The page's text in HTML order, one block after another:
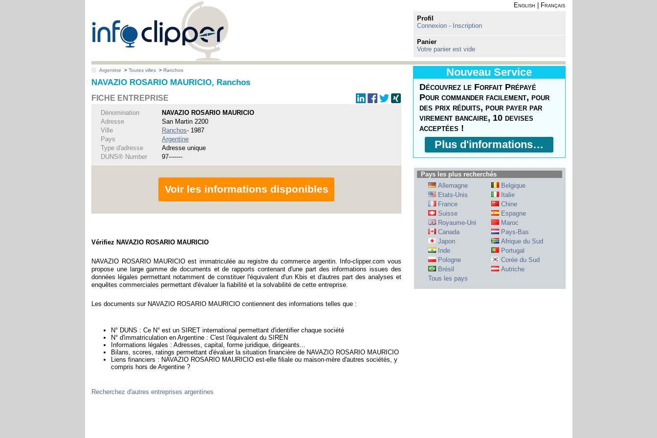
English
Français
Profil
Connexion - Inscription
Panier
Votre panier est vide
Argentine >Toutes villes >Ranchos
NAVAZIO ROSARIO MAURICIO, Ranchos
FICHE ENTREPRISE
Dénomination
NAVAZIO ROSARIO MAURICIO
Adresse
San Martin 2200
Ville
Ranchos- 1987
Pays
Argentine
Type d'adresse
Adresse unique
DUNS® Number
97-------
Voir les informations disponibles
Vérifiez NAVAZIO ROSARIO MAURICIO
NAVAZIO ROSARIO MAURICIO est immatriculée au registre du commerce argentin. Info-clipper.com vous
propose une large gamme de documents et de rapports contenant d'une part des informations issues des
données légales permettant notamment de constituer l'équivalent d'un Kbis et d'autres part des analyses et
enquêtes commerciales permettant d'évaluer la fiabilité et la solvabilité de cette entreprise.
Les documents sur NAVAZIO ROSARIO MAURICIO contiennent des informations telles que :
N° DUNS : Ce N° est un SIRET international permettant d'identifier chaque société
N° d'immatriculation en Argentine : C'est l'équivalent du SIREN
Informations légales : Adresses, capital, forme juridique, dirigeants...
Bilans, scores, ratings permettant d'évaluer la situation financière de NAVAZIO ROSARIO MAURICIO
Liens financiers : NAVAZIO ROSARIO MAURICIO est-elle filiale ou maison-mère d'autres sociétés, y
compris hors de Argentine ?
Recherchez d'autres entreprises argentines
Nouveau Service
Découvrez le Forfait Prépayé
Pour commander facilement, pour
des prix réduits, pour payer par
virement bancaire, 10 devises
acceptées !
Plus d'informations…
Pays les plus recherchés
Allemagne
Belgique
Etats-Unis
Italie
France
Chine
Suisse
Espagne
Royaume-Uni
Maroc
Canada
Pays-Bas
Japon
Afrique du Sud
Inde
Portugal
Pologne
Corée du Sud
Brésil
Autriche
Tous les pays